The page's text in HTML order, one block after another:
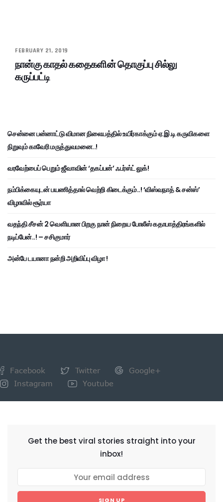
FEBRUARY 21, 2019
நான்கு காதல் கதைகளின் தொகுப்பு சில்லு
கருப்பட்டி
சென்னை பன்னாட்டு விமான நிலையத்தில் உயிர்காக்கும் ஏ.இ.டி கருவிகளை
நிறுவும் காவேரி மருத்துவமனை..!
வரவேற்பைப் பெறும் ஜீவாவின் ‘தகப்பன்’ ஃபர்ஸ்ட் லுக்!
நம்பிக்கையுடன் பயணித்தால் வெற்றி கிடைக்கும்..! ‘விஸ்வநாத் & சன்ஸ்’
விழாவில் சூர்யா
வதந்தி சீசன் 2 வெளியான பிறகு நான் நிறைய போலீஸ் கதாபாத்திரங்களில்
நடிப்பேன்..! – சசிகுமார்
அன்பே டயானா நன்றி அறிவிப்பு விழா !
Facebook Twitter
Google+
Instagram
Youtube
Get the best viral stories straight into your
inbox!
SIGN UP